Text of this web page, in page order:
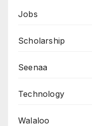
Jobs
Scholarship
Seenaa
Technology
Walaloo